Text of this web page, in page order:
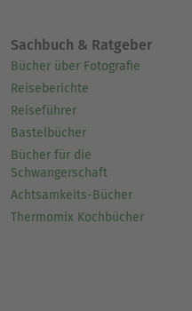
Sachbuch & Ratgeber
Bücher über Fotografie
Reiseberichte
Reiseführer
Bastelbücher
Bücher für die
Schwangerschaft
Achtsamkeits-Bücher
Thermomix Kochbücher